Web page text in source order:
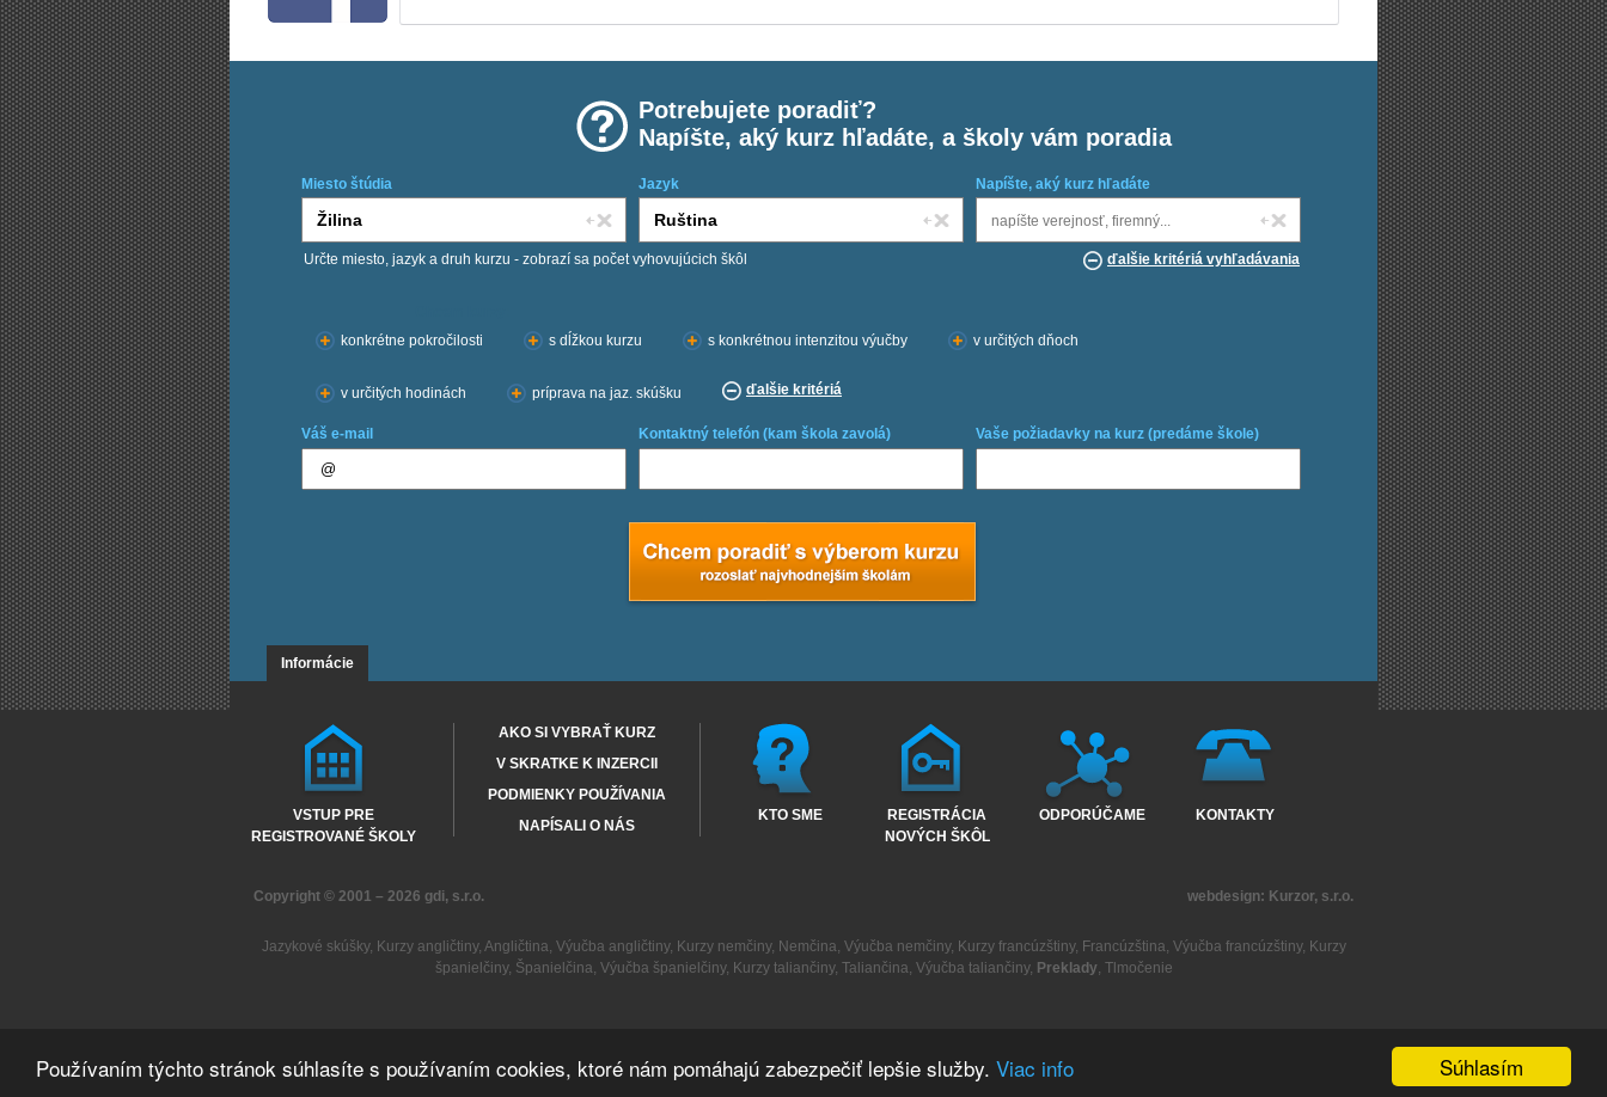
Súhlasím
Používaním týchto stránok súhlasíte s používaním cookies, ktoré nám pomáhajú zabezpečiť lepšie služby. Viac info
Potrebujete poradiť?
Napíšte, aký kurz hľadáte, a školy vám poradia
Miesto štúdia Jazyk Napíšte, aký kurz hľadáte
Určte miesto, jazyk a druh kurzu - zobrazí sa počet vyhovujúcich škôl ďalšie kritériá vyhľadávania
konkrétne pokročilosti
s dĺžkou kurzu s konkrétnou intenzitou výučby v určitých dňoch
v určitých hodinách príprava na jaz. skúšku ďalšie kritériá
Váš e-mail Kontaktný telefón (kam škola zavolá) Vaše požiadavky na kurz (predáme škole)
Informácie
VSTUP PRE
REGISTROVANÉ ŠKOLY
AKO SI VYBRAŤ KURZ
V SKRATKE K INZERCII
PODMIENKY POUŽÍVANIA
NAPÍSALI O NÁS
KTO SME
REGISTRÁCIA
NOVÝCH ŠKÔL
ODPORÚČAME KONTAKTY
Copyright © 2001 – 2026 gdi, s.r.o. webdesign: Kurzor, s.r.o.
Jazykové skúšky, Kurzy angličtiny, Angličtina, Výučba angličtiny, Kurzy nemčiny, Nemčina, Výučba nemčiny, Kurzy francúzštiny, Francúzština, Výučba francúzštiny, Kurzy
španielčiny, Španielčina, Výučba španielčiny, Kurzy taliančiny, Taliančina, Výučba taliančiny, Preklady, Tlmočenie